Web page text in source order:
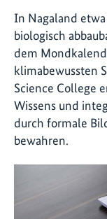
In Nagaland
biologisch
dem
klimabewussten
Science College
Wissens und
durch formale
bewahren.